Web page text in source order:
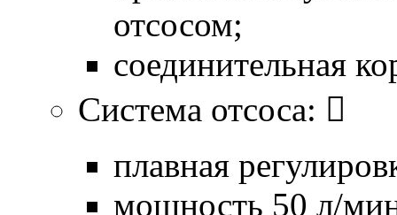
отсосом;
соединительная
Система отсоса: 
плавная
мощность 50 л/